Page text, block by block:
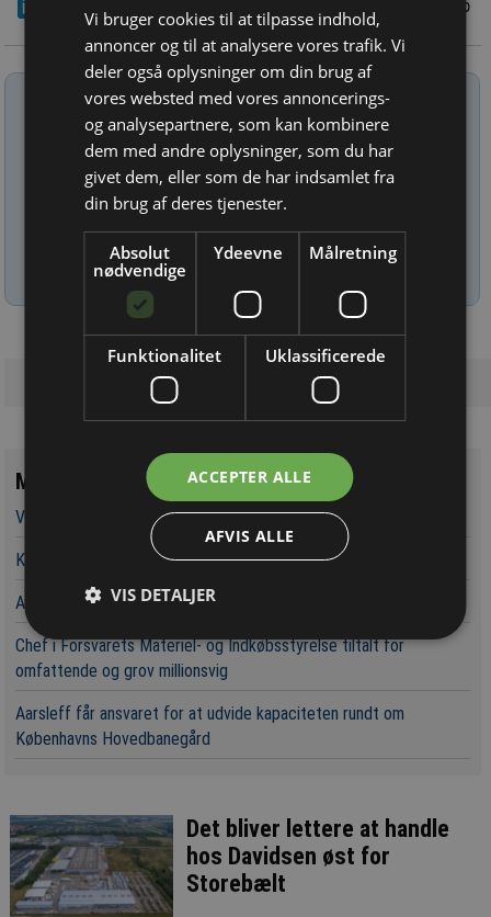
27/4 2026
Tilmeld nyhedsbrev
Indtast din e-mail-adresse herunder.
Læs mere om udsendelsestidspunkter og afmelding her
Mest læste
Vandværker i Randers kører på lånt tid
Kaospilot skal skabe kreative arkitektledere i Aarhus
Aarsleff vinder energiprojekter til 3,7 milliarder kroner
Chef i Forsvarets Materiel- og Indkøbsstyrelse tiltalt for
omfattende og grov millionsvig
Aarsleff får ansvaret for at udvide kapaciteten rundt om
Københavns Hovedbanegård
Det bliver lettere at handle
hos Davidsen øst for
Storebælt
Vi bruger cookies til at tilpasse indhold,
annoncer og til at analysere vores trafik. Vi
deler også oplysninger om din brug af
vores websted med vores annoncerings-
og analysepartnere, som kan kombinere
dem med andre oplysninger, som du har
givet dem, eller som de har indsamlet fra
din brug af deres tjenester.
Absolut
nødvendige
Ydeevne Målretning
Funktionalitet Uklassificerede
ACCEPTER ALLE
AFVIS ALLE
VIS DETALJER